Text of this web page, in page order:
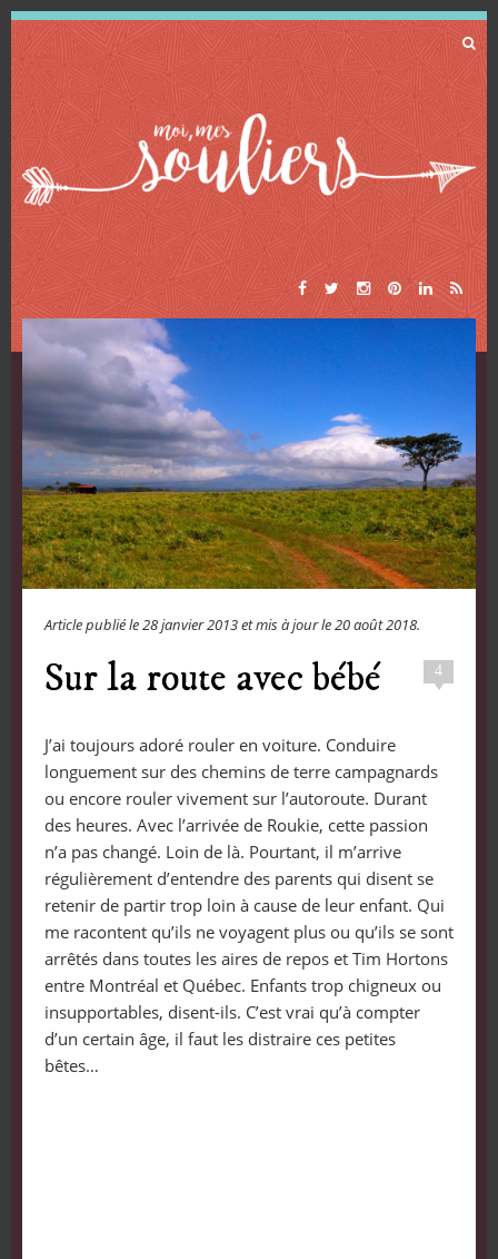
Article publié le28 janvier 2013et mis à jour le20 août 2018.
4
Sur la route avec bébé
J’ai toujours adoré rouler en voiture. Conduire
longuement sur des chemins de terre campagnards
ou encore rouler vivement sur l’autoroute. Durant
des heures. Avec l’arrivée de Roukie, cette passion
n’a pas changé. Loin de là. Pourtant, il m’arrive
régulièrement d’entendre des parents qui disent se
retenir de partir trop loin à cause de leur enfant. Qui
me racontent qu’ils ne voyagent plus ou qu’ils se sont
arrêtés dans toutes les aires de repos et Tim Hortons
entre Montréal et Québec. Enfants trop chigneux ou
insupportables, disent-ils. C’est vrai qu’à compter
d’un certain âge, il faut les distraire ces petites
bêtes…